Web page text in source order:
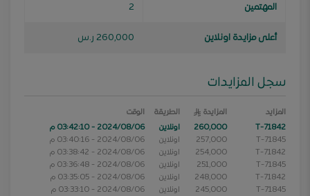
المهتمين 2
أعلى مزايدة اونلاين 260,000 ر.س
سجل المزايدات
المزايد المزايدة الطريقة
الوقت
T-71842
260,000 اونلاين
2024/08/06 - 03:42:10 م
T-71845
257,000 اونلاين
2024/08/06 - 03:40:16 م
T-71842
254,000 اونلاين
2024/08/06 - 03:38:42 م
T-71845
251,000 اونلاين
2024/08/06 - 03:36:48 م
T-71842
248,000 اونلاين
2024/08/06 - 03:35:05 م
T-71845
245,000 اونلاين
2024/08/06 - 03:33:10 م